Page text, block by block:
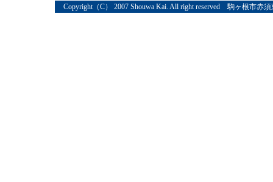
Copyright（C） 2007 Shouwa Kai. All right reserved 駒ヶ根市